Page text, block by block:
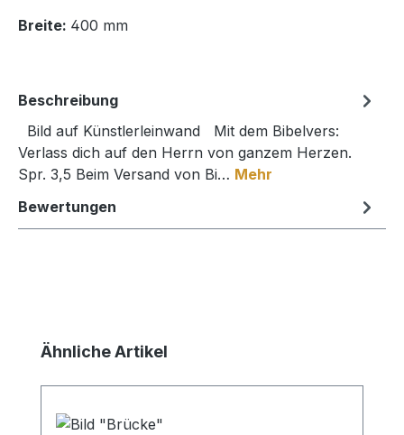
Breite: 400 mm
Beschreibung
Bild auf Künstlerleinwand Mit dem Bibelvers:
Verlass dich auf den Herrn von ganzem Herzen.
Spr. 3,5 Beim Versand von Bi… Mehr
Bewertungen
Produktgalerie überspringen
Ähnliche Artikel